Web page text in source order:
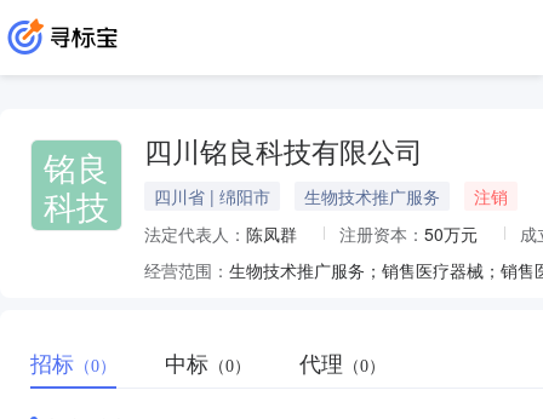
铭良
科技
四川铭良科技有限公司
四川省 | 绵阳市 生物技术推广服务
注销
法定代表人： 陈凤群 注册资本： 50万元
成
经营范围：
招标 （0） 中标 （0） 代理 （0）